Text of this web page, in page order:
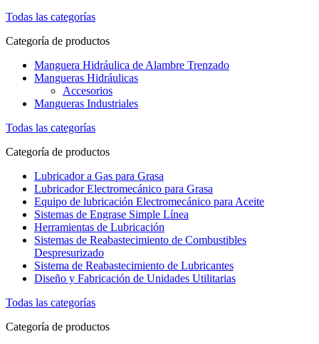
Todas las categorías
Categoría de productos
Manguera Hidráulica de Alambre Trenzado
Mangueras Hidráulicas
Accesorios
Mangueras Industriales
Todas las categorías
Categoría de productos
Lubricador a Gas para Grasa
Lubricador Electromecánico para Grasa
Equipo de lubricación Electromecánico para Aceite
Sistemas de Engrase Simple Línea
Herramientas de Lubricación
Sistemas de Reabastecimiento de Combustibles
Despresurizado
Sistema de Reabastecimiento de Lubricantes
Diseño y Fabricación de Unidades Utilitarias
Todas las categorías
Categoría de productos